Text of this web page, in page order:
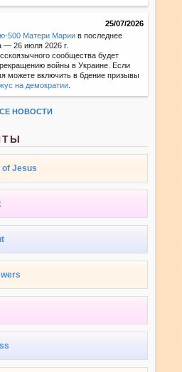
25/07/2026
500 Матери Марии в последнее
— 26 июля 2026 г.
сообщества будет
войны в Украине. Если
можете включить в бдение призывы
на демократии
НОВОСТИ
of Jesus